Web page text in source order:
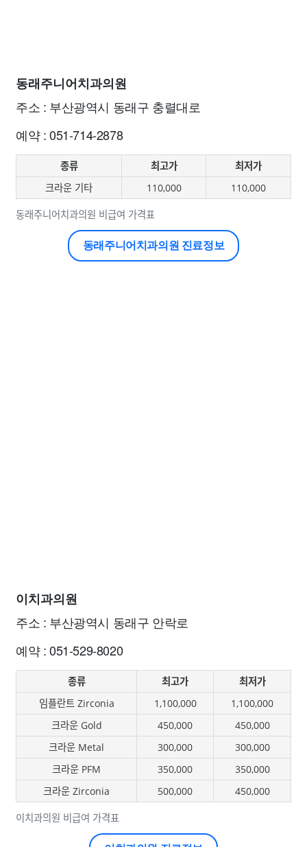
동래주니어치과의원
주소 : 부산광역시 동래구 충렬대로
예약 : 051-714-2878
동래주니어치과의원 비급여 가격표
종류 최고가
최저가
크라운 기타
110,000 110,000
동래주니어치과의원 진료정보
이치과의원
주소 : 부산광역시 동래구 안락로
예약 : 051-529-8020
이치과의원 비급여 가격표
종류 최고가
최저가
임플란트 Zirconia
1,100,000
1,100,000
크라운 Gold
450,000
450,000
크라운 Metal
300,000
300,000
크라운 PFM
350,000
350,000
크라운 Zirconia
500,000 450,000